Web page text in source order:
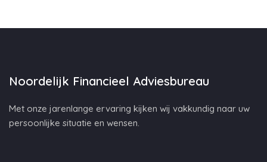
Noordelijk Financieel Adviesbureau
Met onze jarenlange ervaring kijken wij vakkundig naar uw
persoonlijke situatie en wensen.